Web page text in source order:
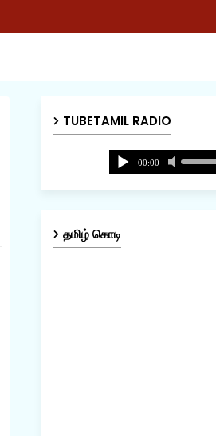
TUBETAMIL RADIO
தமிழ் கொடி